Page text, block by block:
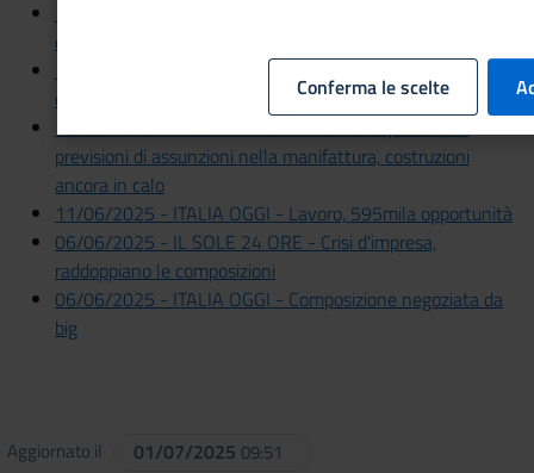
della manifattura
14/0672025 - GAZZETTA DI MANTOVA - <<Coesione è
competizione>> Ecco la ricetta della crescita
11/06/2025 - IL SOLE 24 ORE - Tornano positive le
previsioni di assunzioni nella manifattura, costruzioni
ancora in calo
11/06/2025 - ITALIA OGGI - Lavoro, 595mila opportunità
06/06/2025 - IL SOLE 24 ORE - Crisi d'impresa,
raddoppiano le composizioni
06/06/2025 - ITALIA OGGI - Composizione negoziata da
big
Aggiornato il 01/07/2025 09:51
Conferma le scelte